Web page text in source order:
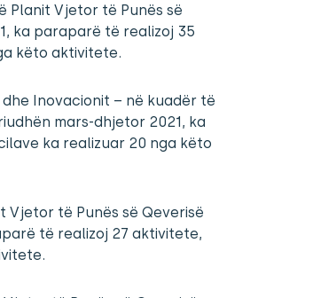
Planit Vjetor të Punës së
ka paraparë të realizoj 35
këto aktivitete.
dhe Inovacionit – në kuadër të
mars-dhjetor 2021, ka
ka realizuar 20 nga këto
Vjetor të Punës së Qeverisë
të realizoj 27 aktivitete,